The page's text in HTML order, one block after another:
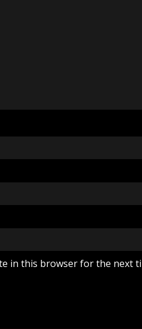
in this browser for the next